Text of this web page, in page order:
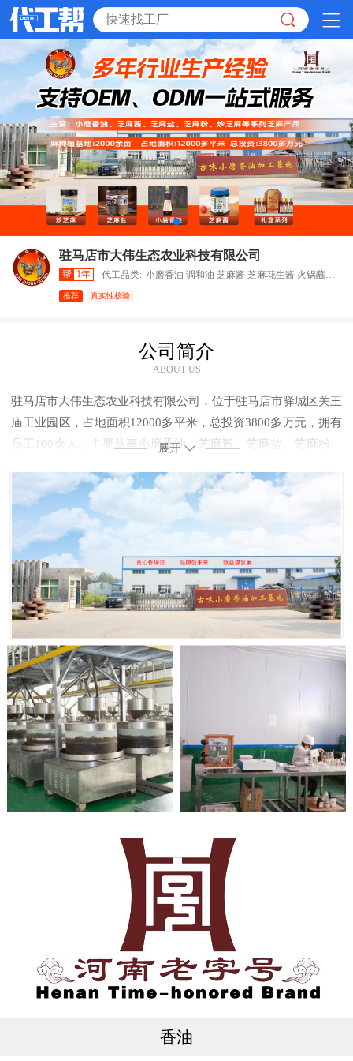
驻马店市大伟生态农业科技有限公司
帮 1年 代工品类: 小磨香油 调和油 芝麻酱 芝麻花生酱 火锅蘸料 炒芝麻 芝麻盐等系列产品
推荐 真实性核验
公司简介
ABOUT US
驻马店市大伟生态农业科技有限公司，位于驻马店市驿城区关王
庙工业园区，占地面积12000多平米，总投资3800多万元，拥有
员工100余人。主要从事小磨香油、芝麻酱、芝麻盐、芝麻粉、
我公司自有芝麻种植基地2000余亩，并自主研发了世界首创的
芝麻精播机、芝麻收割机、芝麻烘干机，采用自种、自产、自销
模式，走科学化、机械化种产销一条龙的路线，实现了芝麻种植
基地与市场的有效对接。从原料源头到生产加工过程，全程保证
了公司芝麻系列产品的风味口感和产品质量。
众所周知驻马店的气候、土质最适宜芝麻种植，号称“芝麻王
国”。自古以来芝麻和小磨香油就是我们驻马店的著名特产。而
我公司本着“做食品就是做良心”的经营理念，采用传统的石磨工
艺、“水代法”加工工艺，以现代化技术工具改良的加工包装器
具，从源头起步，以保留营养为本，追求古朴风味，保证公司系
列芝麻产品零添加无污染、绿色、环保、健康。地地道道的驻马
店特产，广大消费者放心的品牌！！！
公司成立以来，获得了各级政府、社会组织以及广大消费者的认
可，并获得了天中古味商标的持有权。2009年，天中古味传统
小磨香油制作技艺被列为河南省非物质文化遗产项目，天中古味
品牌在2016年被列入河南省老字号。
至上，诚信至上，价值至上”的企业文化理念，不断促使公司完
善质量管理体系，塑造健康的行业典范，努力实现“食泽民众、
业润社会”的使命，弘扬驻马店传统小磨香油，争创香油国际第
展开
香油